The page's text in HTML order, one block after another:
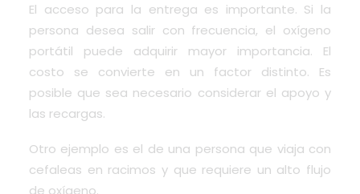
El acceso para la entrega es importante. Si la
persona desea salir con frecuencia, el oxígeno
portátil puede adquirir mayor importancia. El
costo se convierte en un factor distinto. Es
posible que sea necesario considerar el apoyo y
las recargas.
Otro ejemplo es el de una persona que viaja con
cefaleas en racimos y que requiere un alto flujo
de oxígeno.